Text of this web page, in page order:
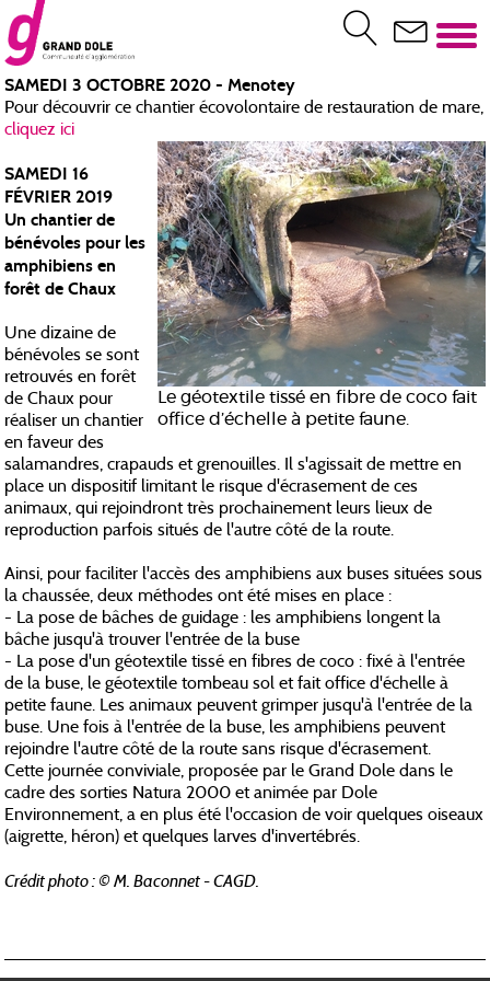
SAMEDI 3 OCTOBRE 2020 - Menotey
Pour découvrir ce chantier écovolontaire de restauration de mare,
cliquez ici
Le géotextile tissé en fibre de coco fait
office d’échelle à petite faune.
SAMEDI 16
FÉVRIER 2019
Un chantier de
bénévoles pour les
amphibiens en
forêt de Chaux
Une dizaine de
bénévoles se sont
retrouvés en forêt
de Chaux pour
réaliser un chantier
en faveur des
salamandres, crapauds et grenouilles. Il s'agissait de mettre en
place un dispositif limitant le risque d'écrasement de ces
animaux, qui rejoindront très prochainement leurs lieux de
reproduction parfois situés de l'autre côté de la route.
Ainsi, pour faciliter l'accès des amphibiens aux buses situées sous
la chaussée, deux méthodes ont été mises en place :
- La pose de bâches de guidage : les amphibiens longent la
bâche jusqu'à trouver l'entrée de la buse
- La pose d'un géotextile tissé en fibres de coco : fixé à l'entrée
de la buse, le géotextile tombeau sol et fait office d'échelle à
petite faune. Les animaux peuvent grimper jusqu'à l'entrée de la
buse. Une fois à l'entrée de la buse, les amphibiens peuvent
rejoindre l'autre côté de la route sans risque d'écrasement.
Cette journée conviviale, proposée par le Grand Dole dans le
cadre des sorties Natura 2000 et animée par Dole
Environnement, a en plus été l'occasion de voir quelques oiseaux
(aigrette, héron) et quelques larves d'invertébrés.
Crédit photo : © M. Baconnet - CAGD.